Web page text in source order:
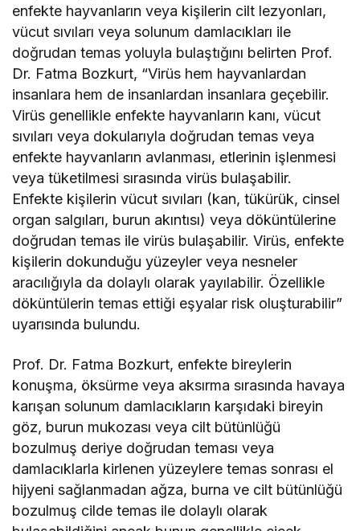
enfekte hayvanların veya kişilerin cilt lezyonları,
vücut sıvıları veya solunum damlacıkları ile
doğrudan temas yoluyla bulaştığını belirten Prof.
Dr. Fatma Bozkurt, “Virüs hem hayvanlardan
insanlara hem de insanlardan insanlara geçebilir.
Virüs genellikle enfekte hayvanların kanı, vücut
sıvıları veya dokularıyla doğrudan temas veya
enfekte hayvanların avlanması, etlerinin işlenmesi
veya tüketilmesi sırasında virüs bulaşabilir.
Enfekte kişilerin vücut sıvıları (kan, tükürük, cinsel
organ salgıları, burun akıntısı) veya döküntülerine
doğrudan temas ile virüs bulaşabilir. Virüs, enfekte
kişilerin dokunduğu yüzeyler veya nesneler
aracılığıyla da dolaylı olarak yayılabilir. Özellikle
döküntülerin temas ettiği eşyalar risk oluşturabilir”
uyarısında bulundu.
Prof. Dr. Fatma Bozkurt, enfekte bireylerin
konuşma, öksürme veya aksırma sırasında havaya
karışan solunum damlacıkların karşıdaki bireyin
göz, burun mukozası veya cilt bütünlüğü
bozulmuş deriye doğrudan teması veya
damlacıklarla kirlenen yüzeylere temas sonrası el
hijyeni sağlanmadan ağza, burna ve cilt bütünlüğü
bozulmuş cilde temas ile dolaylı olarak